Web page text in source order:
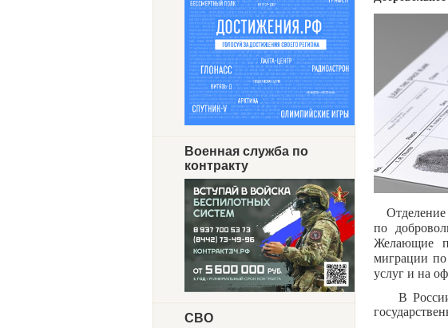
Военная служба по
контракту
СВО
Отделение
по
Желающие
миграции
услуг и на
В России